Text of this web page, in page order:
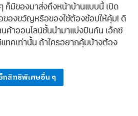
ก็มีของมาส่งถึงหน้าบ้านแบบนี้ เปิด
ของขวัญหรือของใช้ต้องช้อปให้คุ้ม! ดี
ค้าออนไลน์ชั้นนำมาแบ่งปันกัน เอ็กซ์
ทคเท่านั้น ถ้าใครอยากคุ้มบ้างต้อง
กสิทธิพิเศษอื่น ๆ